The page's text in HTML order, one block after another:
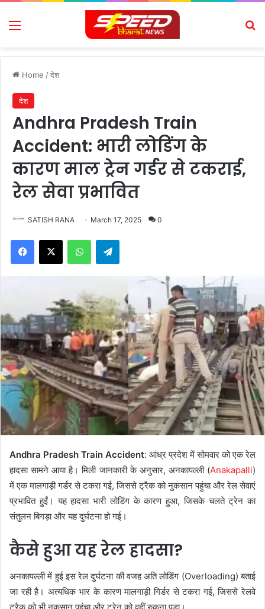
Menu
Home /देश
देश
Andhra Pradesh Train
Accident: भारी लोडिंग के
कारण माल ट्रेन गर्डर से टकराई,
रेल सेवा प्रभावित
SATISH RANA March 17, 2025 0
Facebook
X WhatsAppTelegram
Andhra Pradesh Train Accident: आंध्र प्रदेश में सोमवार को एक रेल
हादसा सामने आया है। मिली जानकारी के अनुसार, अनकापल्ली (Anakapalli)
में एक मालगाड़ी गर्डर से टकरा गई, जिससे ट्रैक को नुकसान पहुंचा और रेल सेवाएं
प्रभावित हुईं। यह हादसा भारी लोडिंग के कारण हुआ, जिसके चलते ट्रेन का
संतुलन बिगड़ा और यह दुर्घटना हो गई।
कैसे हुआ यह रेल हादसा?
अनकापल्ली में हुई इस रेल दुर्घटना की वजह अति लोडिंग (Overloading) बताई
जा रही है। अत्यधिक भार के कारण मालगाड़ी गिर्डर से टकरा गई, जिससे रेलवे